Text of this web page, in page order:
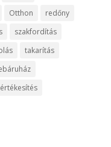
Otthon
redőny
szakfordítás
takarítás
értékesítés